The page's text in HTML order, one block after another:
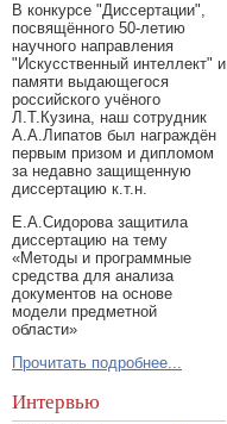
В конкурсе "Диссертации",
посвящённого 50-летию
научного направления
"Искусственный интеллект" и
памяти выдающегося
российского учёного
Л.Т.Кузина, наш сотрудник
А.А.Липатов был награждён
первым призом и дипломом
за недавно защищенную
диссертацию к.т.н.
Е.А.Сидорова защитила
диссертацию на тему
«Методы и программные
средства для анализа
документов на основе
модели предметной
области»
Прочитать подробнее...
Интервью